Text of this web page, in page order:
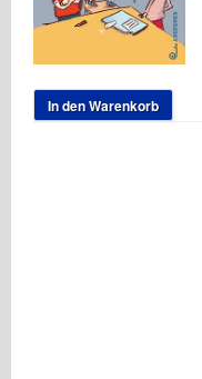
In den Warenkorb